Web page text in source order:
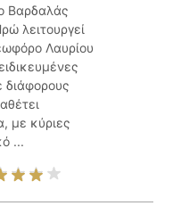
Βαρδαλάς
λειτουργεί
Λαυρίου
διάφορους
με κύριες
...